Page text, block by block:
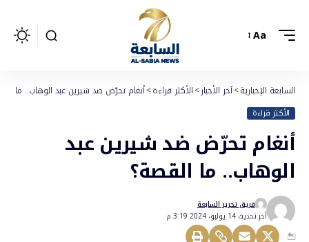
Aa
السابعة الإخبارية>آخر الأخبار>الأكثر قراءة>أنغام تحرّض ضد شيرين عبد الوهاب.. ما
الأكثر قراءة
أنغام تحرّض ضد شيرين عبد
الوهاب.. ما القصة؟
أخر تحديث 14 يوليو، 2024 3:19 م
فريق تحرير السابعة